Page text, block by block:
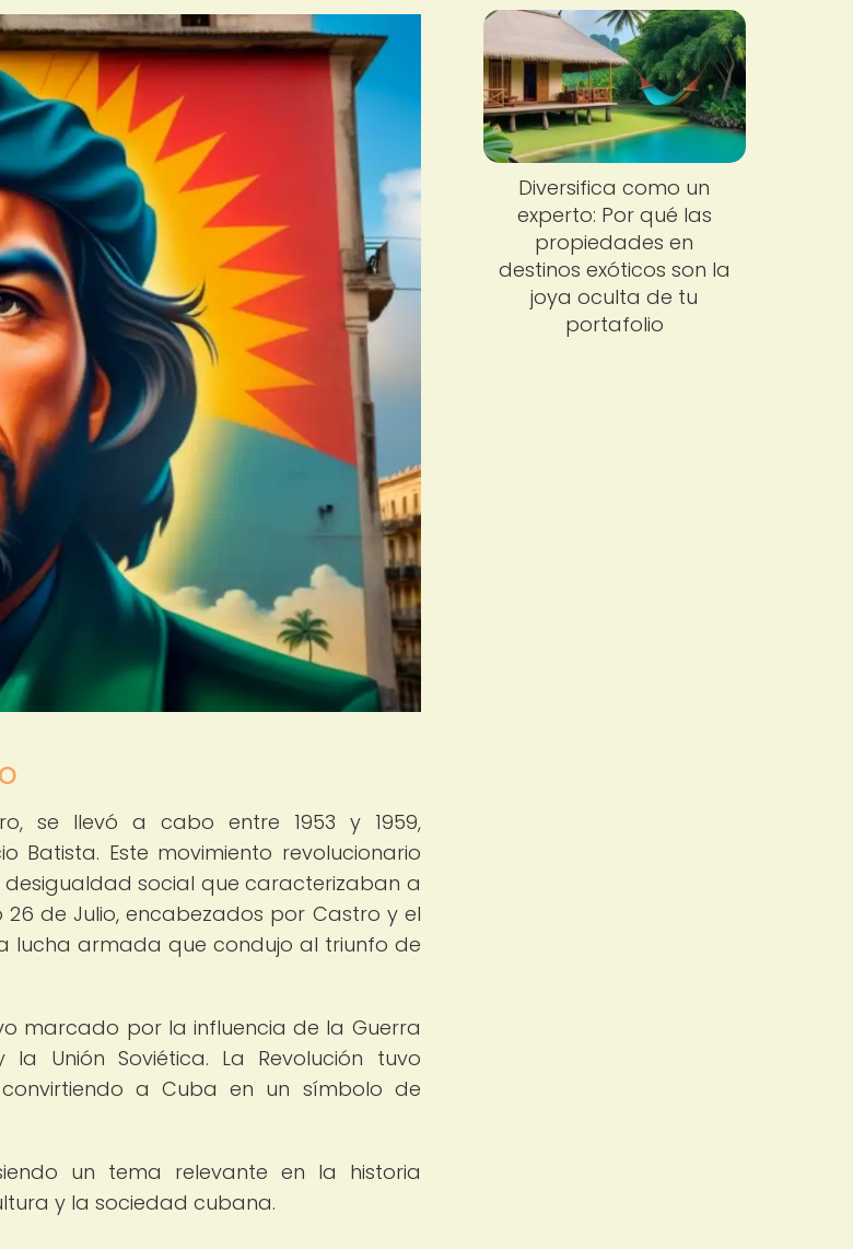
se llevó a cabo entre 1953 y 1959,
Este movimiento revolucionario
social que caracterizaban a
de Julio, encabezados por Castro y el
lucha armada que condujo al triunfo de
marcado por la influencia de la Guerra
Unión Soviética. La Revolución tuvo
convirtiendo a Cuba en un símbolo de
un tema relevante en la historia
y la sociedad cubana.
Diversifica como un
experto: Por qué las
propiedades en
destinos exóticos son la
joya oculta de tu
portafolio